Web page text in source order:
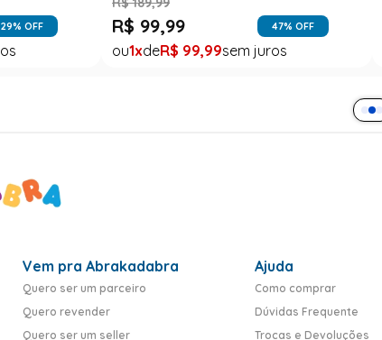
29% OFF R$ 99,99 47% OFF
1 R$ 99,99
Vem pra Abrakadabra
Quero ser um parceiro
Quero revender
Quero ser um seller
Ajuda
Como comprar
Dúvidas Frequente
Trocas e Devoluções